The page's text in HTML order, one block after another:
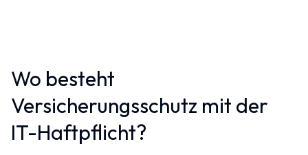
Wo besteht
Versicherungsschutz mit der
IT-Haftpflicht?